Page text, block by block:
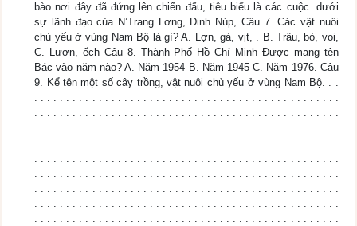
bào nơi đây đã đứng lên chiến đấu, tiêu biểu là các cuộc .dưới
sự lãnh đạo của N’Trang Lơng, Đinh Núp, Câu 7. Các vật nuôi
chủ yếu ở vùng Nam Bộ là gì? A. Lợn, gà, vịt, . B. Trâu, bò, voi,
C. Lươn, ếch Câu 8. Thành Phố Hồ Chí Minh Được mang tên
Bác vào năm nào? A. Năm 1954 B. Năm 1945 C. Năm 1976. Câu
9. Kể tên một số cây trồng, vật nuôi chủ yếu ở vùng Nam Bộ. . .
. . . . . . . . . . . . . . . . . . . . . . . . . . . . . . . . . . . . . . . . . . . . . . . .
. . . . . . . . . . . . . . . . . . . . . . . . . . . . . . . . . . . . . . . . . . . . . . . .
. . . . . . . . . . . . . . . . . . . . . . . . . . . . . . . . . . . . . . . . . . . . . . . .
. . . . . . . . . . . . . . . . . . . . . . . . . . . . . . . . . . . . . . . . . . . . . . . .
. . . . . . . . . . . . . . . . . . . . . . . . . . . . . . . . . . . . . . . . . . . . . . . .
. . . . . . . . . . . . . . . . . . . . . . . . . . . . . . . . . . . . . . . . . . . . . . . .
. . . . . . . . . . . . . . . . . . . . . . . . . . . . . . . . . . . . . . . . . . . . . . . .
. . . . . . . . . . . . . . . . . . . . . . . . . . . . . . . . . . . . . . . . . . . . . . . .
. . . . . . . . . . . . . . . . . . . . . . . . . . . . . . . . . . . . . . . . . . . . . . . .